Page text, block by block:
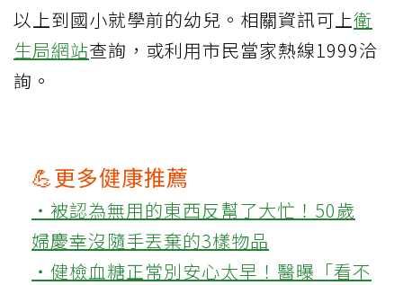
以上到國小就學前的幼兒。相關資訊可上衛
生局網站查詢，或利用市民當家熱線1999洽
詢。
💪更多健康推薦
‧被認為無用的東西反幫了大忙！50歲
婦慶幸沒隨手丟棄的3樣物品
‧健檢血糖正常別安心太早！醫曝「看不